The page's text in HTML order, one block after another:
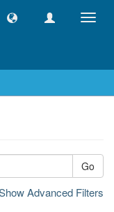
Go
Advanced Filters